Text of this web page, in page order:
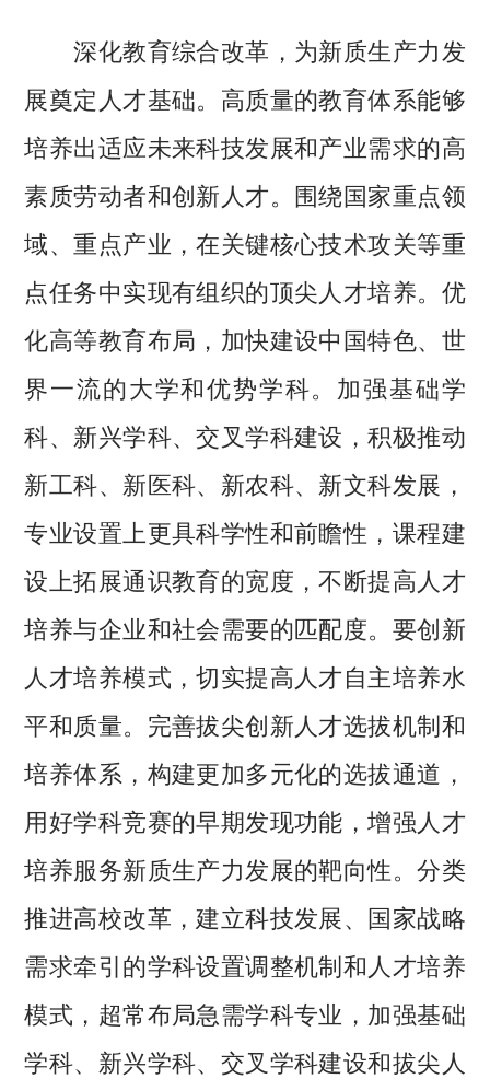
深化教育综合改革，为新质生产力发
展奠定人才基础。高质量的教育体系能够
培养出适应未来科技发展和产业需求的高
素质劳动者和创新人才。围绕国家重点领
域、重点产业，在关键核心技术攻关等重
点任务中实现有组织的顶尖人才培养。优
化高等教育布局，加快建设中国特色、世
界一流的大学和优势学科。加强基础学
科、新兴学科、交叉学科建设，积极推动
新工科、新医科、新农科、新文科发展，
专业设置上更具科学性和前瞻性，课程建
设上拓展通识教育的宽度，不断提高人才
培养与企业和社会需要的匹配度。要创新
人才培养模式，切实提高人才自主培养水
平和质量。完善拔尖创新人才选拔机制和
培养体系，构建更加多元化的选拔通道，
用好学科竞赛的早期发现功能，增强人才
培养服务新质生产力发展的靶向性。分类
推进高校改革，建立科技发展、国家战略
需求牵引的学科设置调整机制和人才培养
模式，超常布局急需学科专业，加强基础
学科、新兴学科、交叉学科建设和拔尖人